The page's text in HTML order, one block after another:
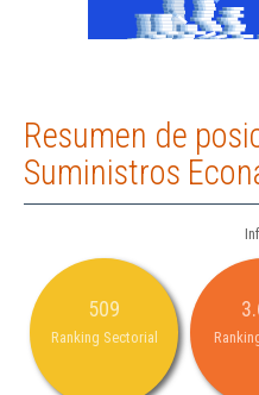
Resumen de
Suministros
509
Ranking Sectorial